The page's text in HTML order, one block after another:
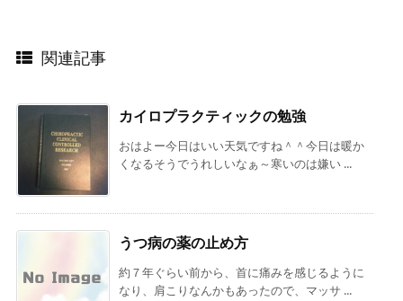
関連記事
カイロプラクティックの勉強
おはよー今日はいい天気ですね＾＾今日は暖か
くなるそうでうれしいなぁ～寒いのは嫌い ...
うつ病の薬の止め方
約７年ぐらい前から、首に痛みを感じるように
なり、肩こりなんかもあったので、マッサ ...